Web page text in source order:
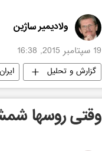
ولادیمیر ساژین
19 سپتامبر 2015, 16:38
گزارش و تحلیل ایران
وقتی روسها